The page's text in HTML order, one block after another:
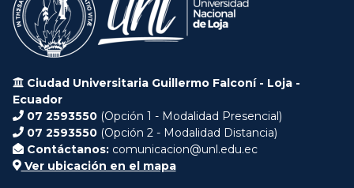
Ciudad Universitaria Guillermo Falconí - Loja -
Ecuador
07 2593550 (Opción 1 - Modalidad Presencial)
07 2593550 (Opción 2 - Modalidad Distancia)
Contáctanos: comunicacion@unl.edu.ec
Ver ubicación en el mapa